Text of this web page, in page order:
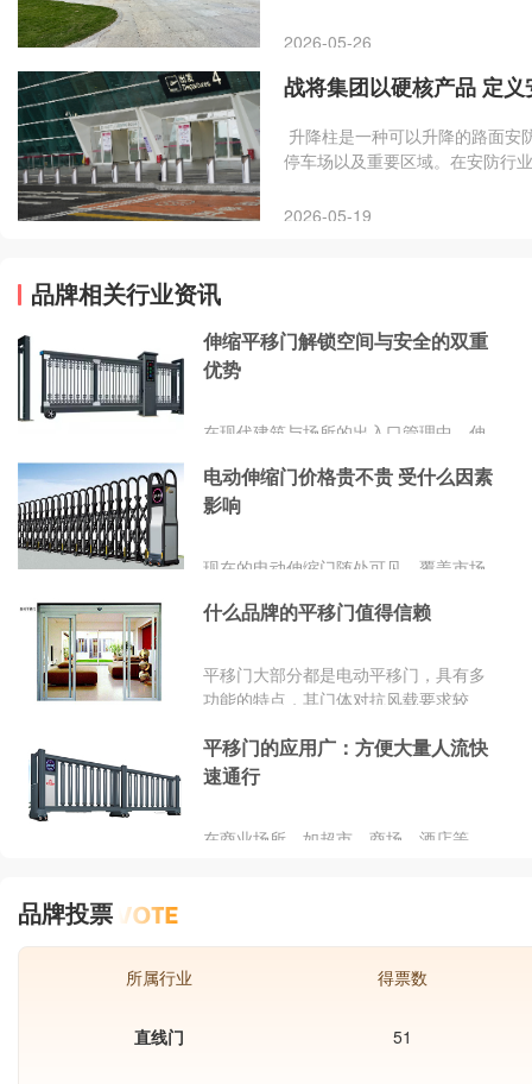
撞等安全隐患。 同时可联动校
忧的学习环境。
2026-05-26
战将集团以硬核产品 定
升降柱是一种可以升降的路面安
停车场以及重要区域。在安防行
能级准、场景级全” 为核心，为
2026-05-19
品牌相关行业资讯
伸缩平移门解锁空间与安全的双重
优势
在现代建筑与场所的出入口管理中，伸
了众多用户的理想选择。从繁华都市的
商业中心，到宁静校园的大门;从工业园
口，伸缩平移门都以其卓越的性能，默
电动伸缩门价格贵不贵 受什么因素
影响
现在的电动伸缩门随处可见，覆盖市场
小连杆连接而成伸缩门，大连杆连接型
道闸，美观大方，坚固耐用。
什么品牌的平移门值得信赖
平移门大部分都是电动平移门，具有多
功能的特点，其门体对抗风载要求较
等场所大门口，是一种非常值得信赖的
门。
平移门的应用广：方便大量人流快
速通行
在商业场所，如超市、商场、酒店等，
品牌投票
所属行业 得票数
直线门 51